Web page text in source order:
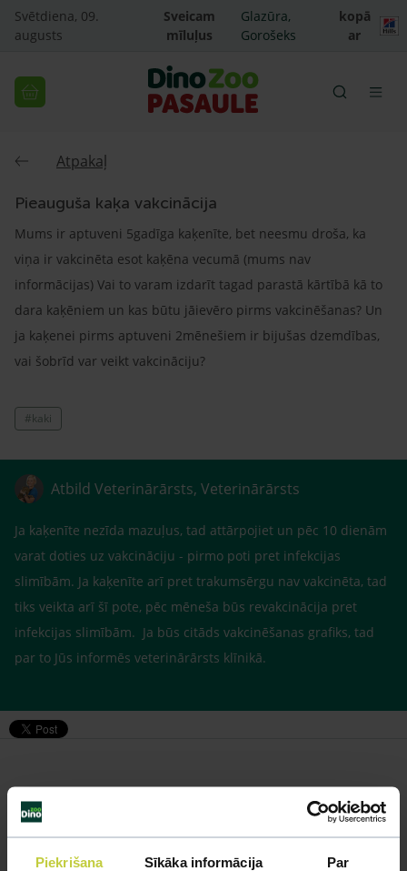
Piekrišana Sīkāka informācija Par
Svētdiena, 09.
augusts
Sveicam
mīluļus
Glazūra,
Gorošeks
kopā
ar
Atpakaļ
Pieauguša kaķa vakcinācija
Mums ir aptuveni 5gadīga kaķenīte, bet neesmu droša, ka
viņa ir vakcinēta esot kaķēna vecumā (mums nav
informācijas) Vai to varam izdarīt tagad parastā kārtībā kā to
dara kaķēniem un kas būtu jāievēro pirms vakcinēšanas? Un
ja kaķenei pirms aptuveni 2mēnešiem ir bijušas dzemdības,
vai šobrīd var veikt vakcināciju?
#kaki
Atbild Veterinārārsts, Veterinārārsts
Ja kaķenīte nezīda mazuļus, tad attārpojiet un pēc 10 dienām
varat doties uz vakcināciju - pirmo poti pret infekcijas
slimībām. Ja kaķenīte arī pret trakumsērgu nav vakcinēta, tad
tiks veikta arī šī pote, pēc mēneša būs revakcinācija pret
infekcijas slimībām. Ja būs citāds vakcinēšanas grafiks, tad
par to Jūs informēs veterinārārsts klīnikā.
Līdzīgi jautājumi
Mūsu eksperti spēs atbildēt uz jebkuru Jūsu jautājumu